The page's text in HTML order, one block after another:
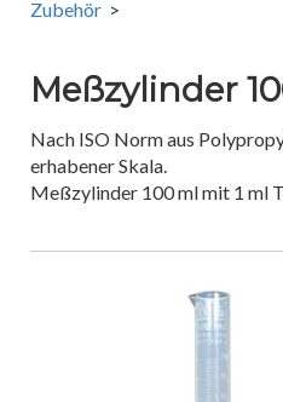
Zubehör >
Meßzylinder
Nach ISO Norm aus
erhabener Skala.
Meßzylinder 100 ml mit 1 ml